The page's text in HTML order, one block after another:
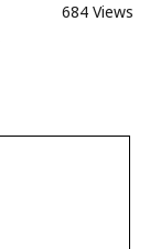
684 Views